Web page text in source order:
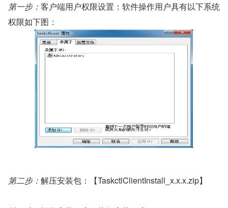
第一步： 客户端用户权限设置：软件操作用户具有以下系统
权限如下图：
第二步： 解压安装包：【TaskctlClientInstall_x.x.x.zip】